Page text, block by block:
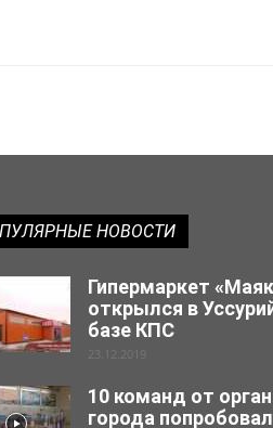
НОВОСТИ
Гипермаркет
открылся в
базе КПС
23.12.2019
10 команд от
города